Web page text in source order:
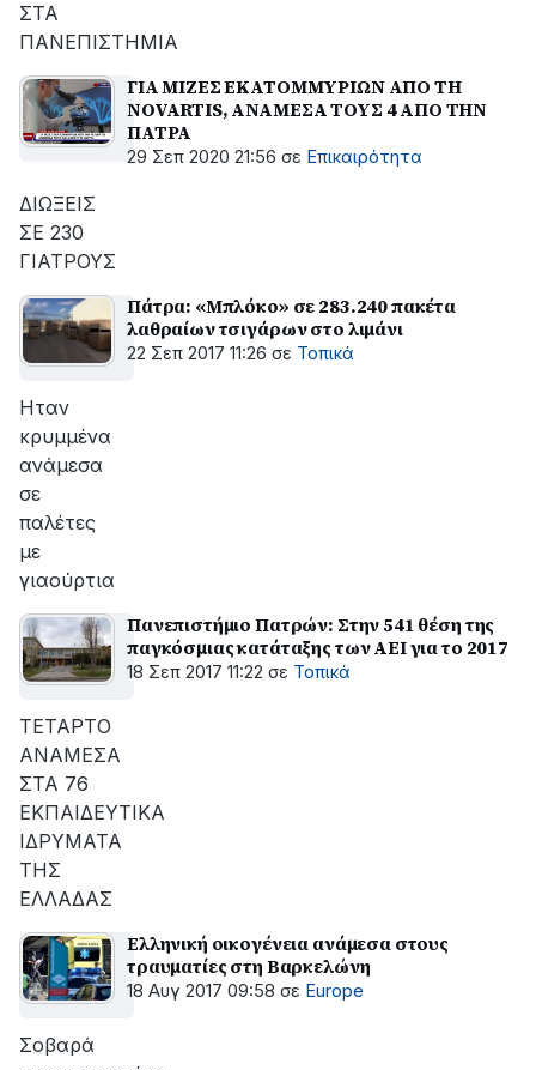
ΣΤΑ
ΠΑΝΕΠΙΣΤΗΜΙΑ
ΓΙΑ ΜΙΖΕΣ ΕΚΑΤΟΜΜΥΡΙΩΝ ΑΠΟ ΤΗ
NOVARTIS, ΑΝΑΜΕΣΑ ΤΟΥΣ 4 ΑΠΟ ΤΗΝ
ΠΑΤΡΑ
29 Σεπ 2020 21:56 σε Επικαιρότητα
ΔΙΩΞΕΙΣ
ΣΕ 230
ΓΙΑΤΡΟΥΣ
Πάτρα: «Μπλόκο» σε 283.240 πακέτα
λαθραίων τσιγάρων στο λιμάνι
22 Σεπ 2017 11:26 σε Τοπικά
Ηταν
κρυμμένα
ανάμεσα
σε
παλέτες
με
γιαούρτια
Πανεπιστήμιο Πατρών: Στην 541 θέση της
παγκόσμιας κατάταξης των ΑΕΙ για το 2017
18 Σεπ 2017 11:22 σε Τοπικά
ΤΕΤΑΡΤΟ
ΑΝΑΜΕΣΑ
ΣΤΑ 76
ΕΚΠΑΙΔΕΥΤΙΚΑ
ΙΔΡΥΜΑΤΑ
ΤΗΣ
ΕΛΛΑΔΑΣ
Ελληνική οικογένεια ανάμεσα στους
τραυματίες στη Βαρκελώνη
18 Αυγ 2017 09:58 σε Europe
Σοβαρά